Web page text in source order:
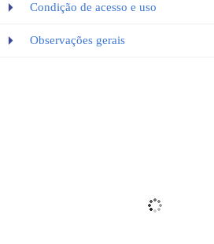
Condição de acesso e uso
Observações gerais